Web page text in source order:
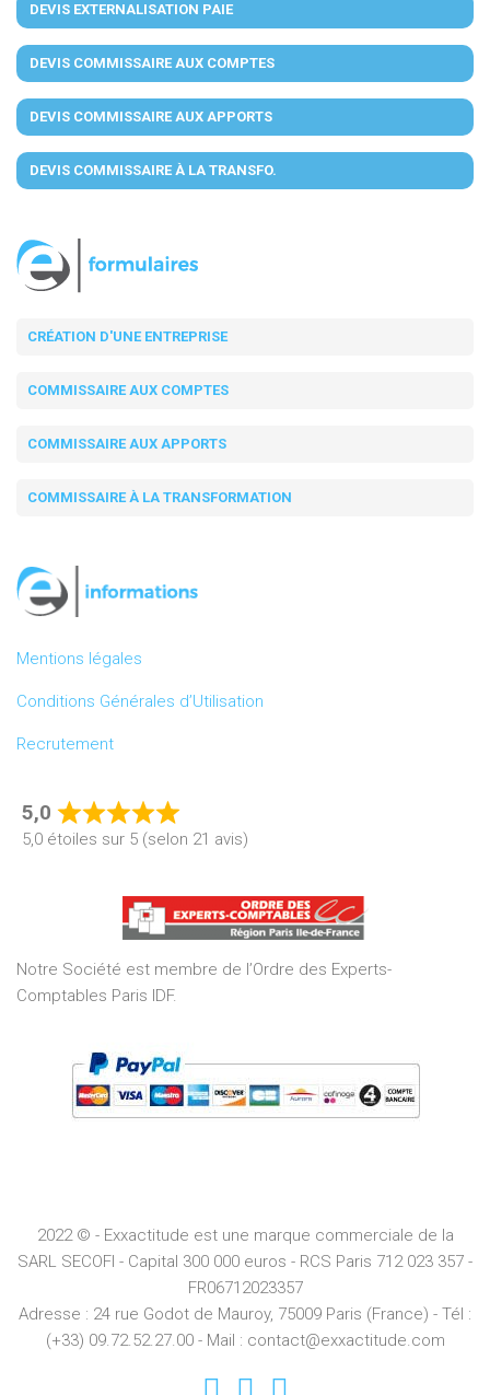
DEVIS EXTERNALISATION PAIE
DEVIS COMMISSAIRE AUX COMPTES
DEVIS COMMISSAIRE AUX APPORTS
DEVIS COMMISSAIRE À LA TRANSFO.
CRÉATION D'UNE ENTREPRISE
COMMISSAIRE AUX COMPTES
COMMISSAIRE AUX APPORTS
COMMISSAIRE À LA TRANSFORMATION
Mentions légales
Conditions Générales d’Utilisation
Recrutement
5,0
Rated
5,0
of
5
5,0 étoiles sur 5 (selon 21 avis)
Notre Société est membre de l’Ordre des Experts-
Comptables Paris IDF.
2022 © - Exxactitude est une marque commerciale de la
SARL SECOFI - Capital 300 000 euros - RCS Paris 712 023 357 -
FR06712023357
Adresse : 24 rue Godot de Mauroy, 75009 Paris (France) - Tél :
(+33) 09.72.52.27.00 - Mail : contact@exxactitude.com